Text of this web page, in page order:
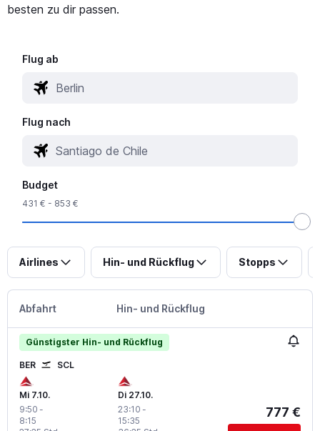
besten zu dir passen.
Flug ab
Flug nach
Budget
431 € - 853 €
Airlines Hin- und Rückflug Stopps
Abfahrt Hin- und Rückflug
Günstigster Hin- und Rückflug
BER SCL
Mi 7.10.
9:50 -
8:15
Di 27.10.
23:10 -
15:35
777 €